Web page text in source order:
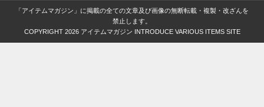
「アイテムマガジン」に掲載の全ての文章及び画像の無断転載・複製・改ざんを
禁止します。
COPYRIGHT 2026 アイテムマガジン INTRODUCE VARIOUS ITEMS SITE